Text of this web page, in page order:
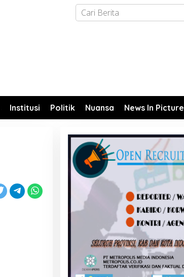
Institusi Politik Nuansa News In Picture